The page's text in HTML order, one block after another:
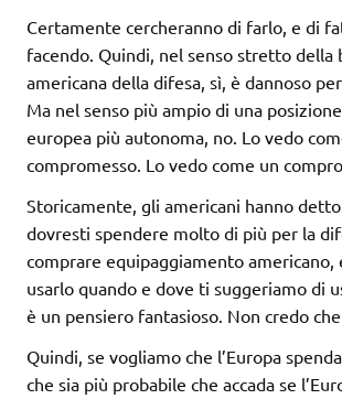
Certamente cercheranno di farlo, e di
facendo. Quindi, nel senso stretto della
americana della difesa, sì, è dannoso
Ma nel senso più ampio di una
europea più autonoma, no. Lo vedo
compromesso. Lo vedo come un
Storicamente, gli americani hanno
dovresti spendere molto di più per la
comprare equipaggiamento americano,
usarlo quando e dove ti suggeriamo di
è un pensiero fantasioso. Non credo
Quindi, se vogliamo che l’Europa
che sia più probabile che accada se